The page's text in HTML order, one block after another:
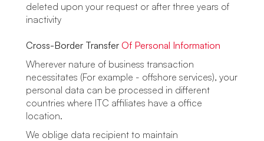
deleted upon your request or after three years of
inactivity
Cross-Border Transfer Of Personal Information
Wherever nature of business transaction
necessitates (For example - offshore services), your
personal data can be processed in different
countries where ITC affiliates have a office
location.
We oblige data recipient to maintain